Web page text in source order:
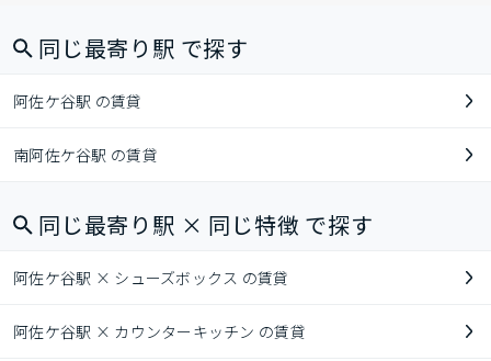
同じ最寄り駅 で探す
阿佐ケ谷駅 の賃貸
南阿佐ケ谷駅 の賃貸
同じ最寄り駅 × 同じ特徴 で探す
阿佐ケ谷駅 × シューズボックス の賃貸
阿佐ケ谷駅 × カウンターキッチン の賃貸